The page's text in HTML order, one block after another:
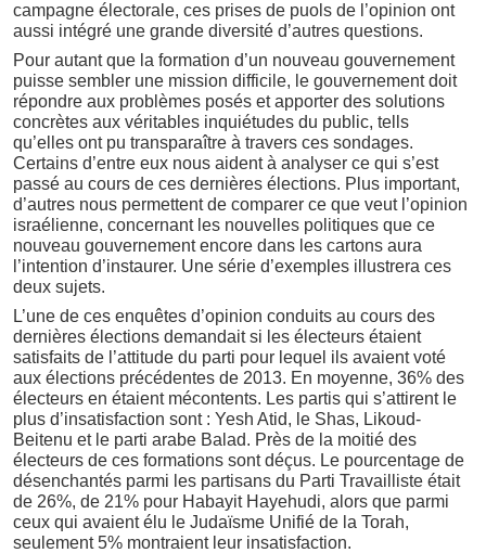
campagne électorale, ces prises de puols de l’opinion ont
aussi intégré une grande diversité d’autres questions.
Pour autant que la formation d’un nouveau gouvernement
puisse sembler une mission difficile, le gouvernement doit
répondre aux problèmes posés et apporter des solutions
concrètes aux véritables inquiétudes du public, tells
qu’elles ont pu transparaître à travers ces sondages.
Certains d’entre eux nous aident à analyser ce qui s’est
passé au cours de ces dernières élections. Plus important,
d’autres nous permettent de comparer ce que veut l’opinion
israélienne, concernant les nouvelles politiques que ce
nouveau gouvernement encore dans les cartons aura
l’intention d’instaurer. Une série d’exemples illustrera ces
deux sujets.
L’une de ces enquêtes d’opinion conduits au cours des
dernières élections demandait si les électeurs étaient
satisfaits de l’attitude du parti pour lequel ils avaient voté
aux élections précédentes de 2013. En moyenne, 36% des
électeurs en étaient mécontents. Les partis qui s’attirent le
plus d’insatisfaction sont : Yesh Atid, le Shas, Likoud-
Beitenu et le parti arabe Balad. Près de la moitié des
électeurs de ces formations sont déçus. Le pourcentage de
désenchantés parmi les partisans du Parti Travailliste était
de 26%, de 21% pour Habayit Hayehudi, alors que parmi
ceux qui avaient élu le Judaïsme Unifié de la Torah,
seulement 5% montraient leur insatisfaction.